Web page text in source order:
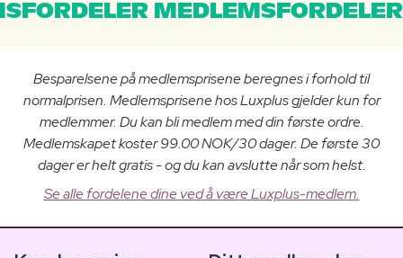
Besparelsene på medlemsprisene beregnes i forhold til
normalprisen. Medlemsprisene hos Luxplus gjelder kun for
medlemmer. Du kan bli medlem med din første ordre.
Medlemskapet koster 99.00 NOK/30 dager. De første 30
dager er helt gratis - og du kan avslutte når som helst.
Se alle fordelene dine ved å være Luxplus-medlem.